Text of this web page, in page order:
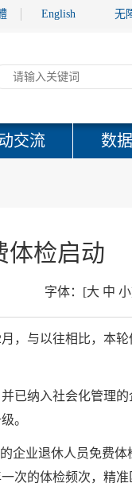
English 无
交流 数
体检启动
字体： [大 中 小
，与以往相比，本
已纳入社会化管理
。
企业退休人员免费体
次的体检频次，精准